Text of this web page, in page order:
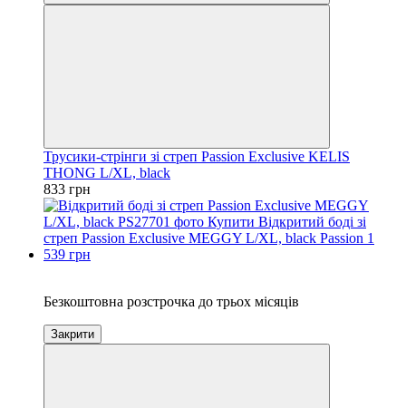
Трусики-стрінги зі стреп Passion Exclusive KELIS
THONG L/XL, black
833 грн
Безкоштовна розстрочка до трьох місяців
Закрити